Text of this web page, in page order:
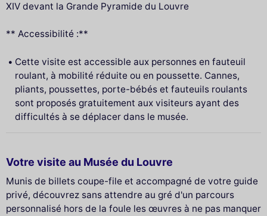
XIV devant la Grande Pyramide du Louvre
** Accessibilité :**
Cette visite est accessible aux personnes en fauteuil
roulant, à mobilité réduite ou en poussette. Cannes,
pliants, poussettes, porte-bébés et fauteuils roulants
sont proposés gratuitement aux visiteurs ayant des
difficultés à se déplacer dans le musée.
Votre visite au Musée du Louvre
Munis de billets coupe-file et accompagné de votre guide
privé, découvrez sans attendre au gré d'un parcours
personnalisé hors de la foule les œuvres à ne pas manquer